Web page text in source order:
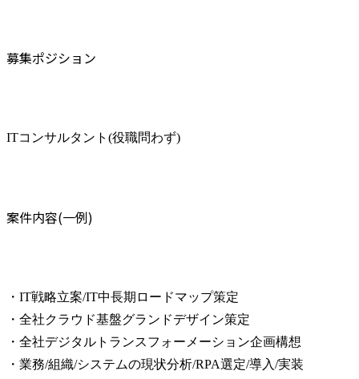
募集ポジション
ITコンサルタント(役職問わず)
案件内容(一例)
・IT戦略立案/IT中長期ロードマップ策定
・全社クラウド基盤グランドデザイン策定
・全社デジタルトランスフォーメーション企画構想
・業務/組織/システムの現状分析/RPA選定/導入/実装